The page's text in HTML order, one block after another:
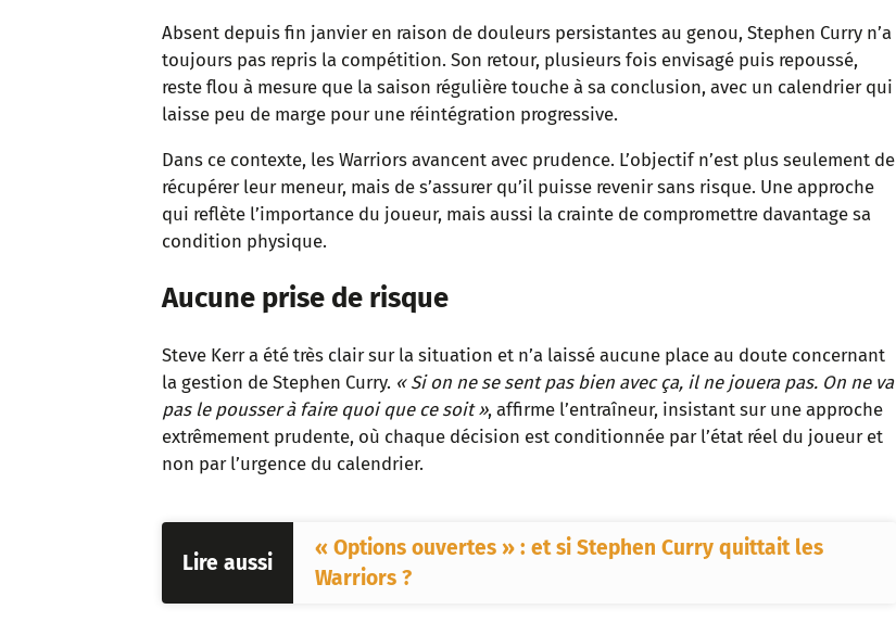
o
o
k
e
r
s
a
p
p
r
e
s
t
e
d
I
n
r
Absent depuis fin janvier en raison de douleurs persistantes au genou, Stephen Curry n’a
toujours pas repris la compétition. Son retour, plusieurs fois envisagé puis repoussé,
reste flou à mesure que la saison régulière touche à sa conclusion, avec un calendrier qui
laisse peu de marge pour une réintégration progressive.
Dans ce contexte, les Warriors avancent avec prudence. L’objectif n’est plus seulement de
récupérer leur meneur, mais de s’assurer qu’il puisse revenir sans risque. Une approche
qui reflète l’importance du joueur, mais aussi la crainte de compromettre davantage sa
condition physique.
Aucune prise de risque
Steve Kerr a été très clair sur la situation et n’a laissé aucune place au doute concernant
la gestion de Stephen Curry. « Si on ne se sent pas bien avec ça, il ne jouera pas. On ne va
pas le pousser à faire quoi que ce soit », affirme l’entraîneur, insistant sur une approche
extrêmement prudente, où chaque décision est conditionnée par l’état réel du joueur et
non par l’urgence du calendrier.
Lire aussi
« Options ouvertes » : et si Stephen Curry quittait les
Warriors ?